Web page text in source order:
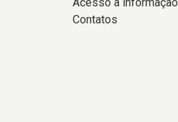
Contatos